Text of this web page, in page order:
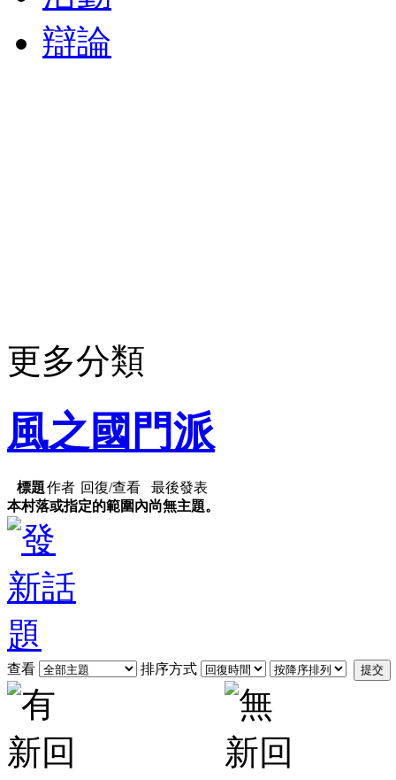
辯論
更多分類
風之國門派
標題作者 回復/查看
最後發表
本村落或指定的範圍內尚無主題。
查看 排序方式 提交